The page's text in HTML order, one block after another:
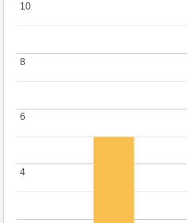
4
4
6
6
8
8
10
10